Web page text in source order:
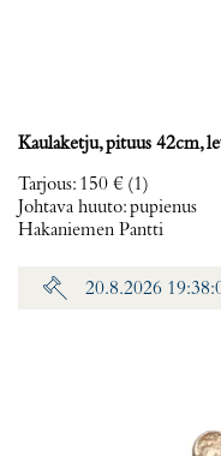
Kaulaketju, pituus 42cm,
Tarjous: 150 € (1)
Johtava huuto:pupienus
Hakaniemen Pantti
20.8.2026